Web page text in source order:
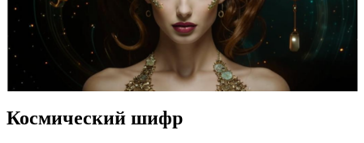
Космический шифр